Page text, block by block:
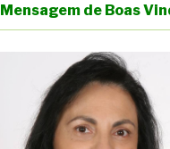
Mensagem de Boas